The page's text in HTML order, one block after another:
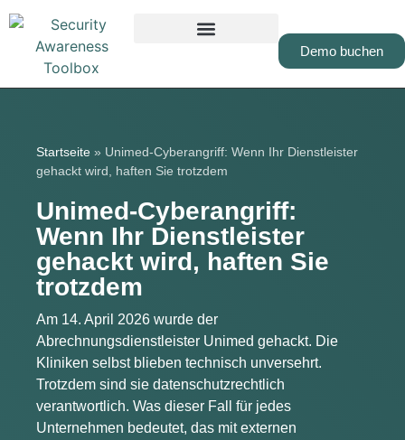
Demo buchen
Startseite » Unimed-Cyberangriff: Wenn Ihr Dienstleister
gehackt wird, haften Sie trotzdem
Unimed-Cyberangriff:
Wenn Ihr Dienstleister
gehackt wird, haften Sie
trotzdem
Am 14. April 2026 wurde der
Abrechnungsdienstleister Unimed gehackt. Die
Kliniken selbst blieben technisch unversehrt.
Trotzdem sind sie datenschutzrechtlich
verantwortlich. Was dieser Fall für jedes
Unternehmen bedeutet, das mit externen